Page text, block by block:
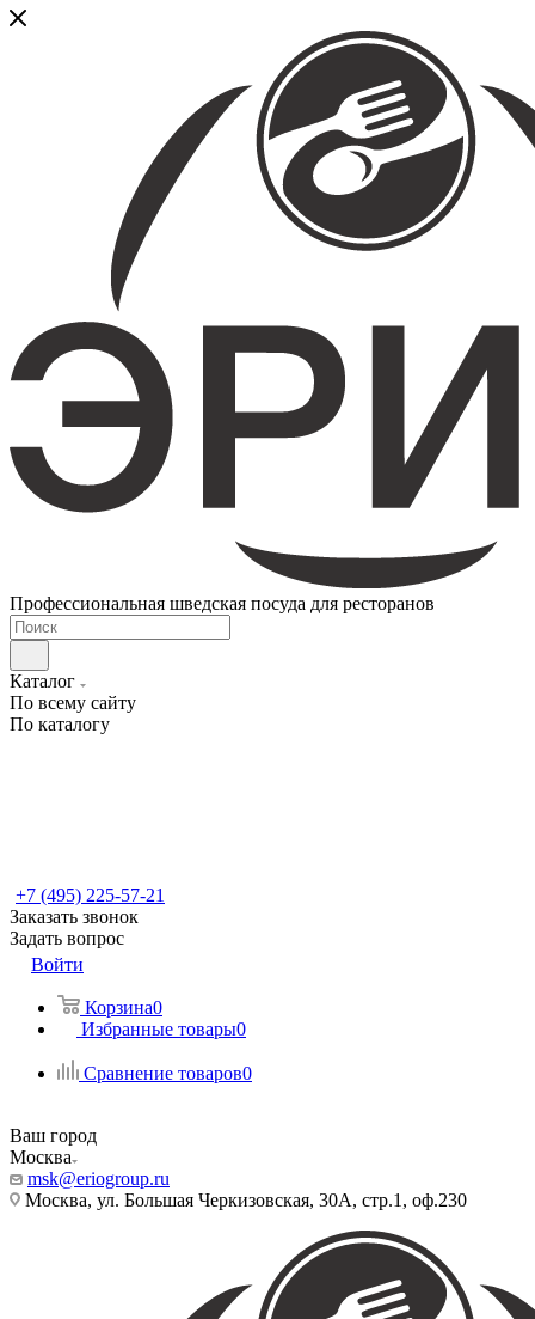
Профессиональная шведская посуда для ресторанов
Каталог
По всему сайту
По каталогу
+7 (495) 225-57-21
Заказать звонок
Задать вопрос
Войти
Корзина0
Избранные товары0
Сравнение товаров0
Ваш город
Москва
msk@eriogroup.ru
Москва, ул. Большая Черкизовская, 30А, стр.1, оф.230